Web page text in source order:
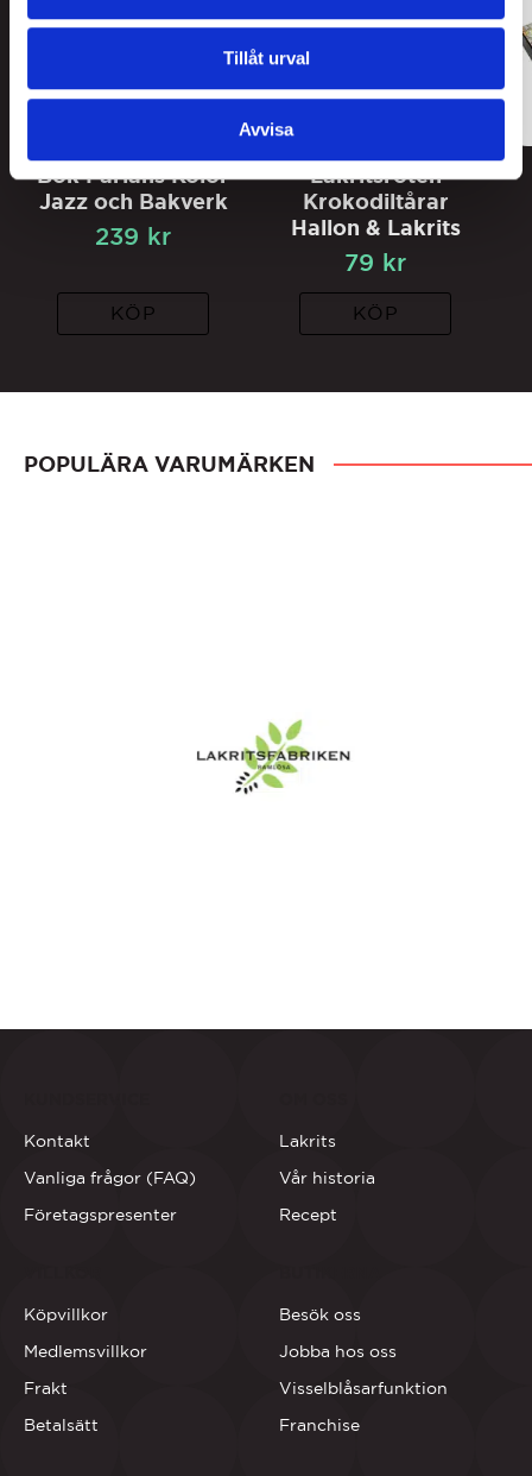
Tillåt urval
Avvisa
Bok Pärlans Kolor
Jazz och Bakverk
239 kr
KÖP
Lakritsroten
Krokodiltårar
Hallon & Lakrits
79 kr
KÖP
POPULÄRA VARUMÄRKEN
Kontakt
Vanliga frågor (FAQ)
Företagspresenter
Lakrits
Vår historia
Recept
Besök oss
Jobba hos oss
Visselblåsarfunktion
Franchise
Köpvillkor
Medlemsvillkor
Frakt
Betalsätt